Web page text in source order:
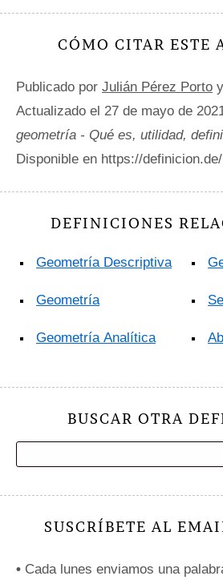
CÓMO CITAR ESTE
Publicado por Julián Pérez Porto
Actualizado el 27 de mayo de
geometría - Qué es, utilidad,
Disponible en https://
DEFINICIONES
Geometría Descriptiva
Geometría
Geometría Analítica
BUSCAR OTRA
SUSCRÍBETE AL
• Cada lunes enviamos una